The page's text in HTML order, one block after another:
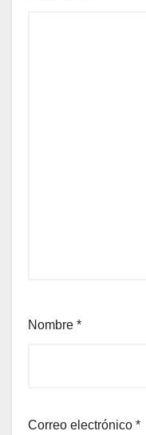
Nombre *
Correo electrónico *